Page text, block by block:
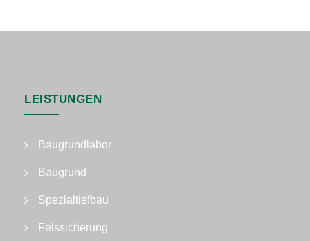
LEISTUNGEN
Baugrundlabor
Baugrund
Spezialtiefbau
Felssicherung